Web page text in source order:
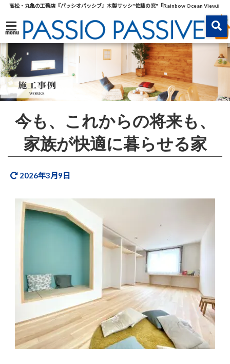
高松・丸亀の工務店『パッシオパッシブ』木製サッシ"佐藤の窓"『Rainbow Ocean View』
menu
今も、これからの将来も、
家族が快適に暮らせる家
2026年3月9日